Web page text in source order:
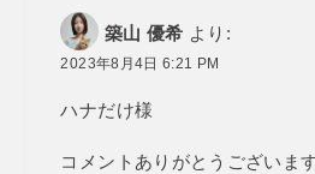
築山 優希 より:
2023年8月4日 6:21 PM
ハナだけ様
コメントありがとうございま